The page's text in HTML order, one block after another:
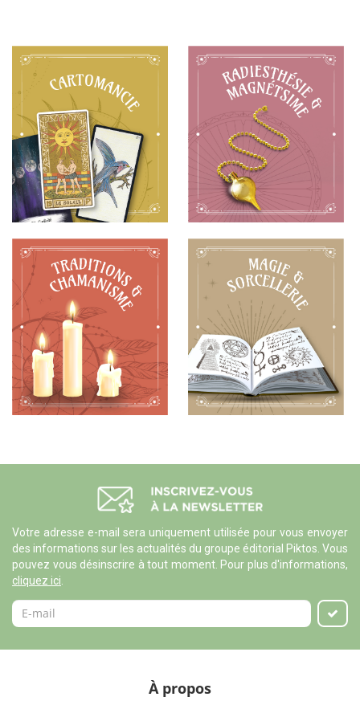
Votre adresse e-mail sera uniquement utilisée pour vous envoyer
des informations sur les actualités du groupe éditorial Piktos. Vous
pouvez vous désinscrire à tout moment. Pour plus d'informations,
cliquez ici
À propos